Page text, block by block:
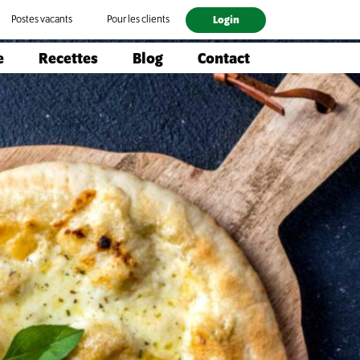
Postes vacants Pour les clients Login
Recettes Blog Contact